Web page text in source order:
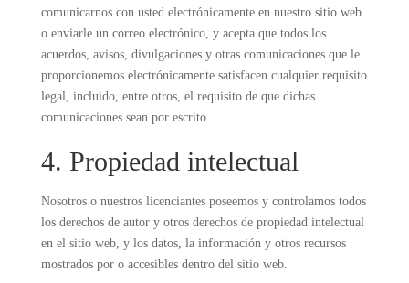
comunicarnos con usted electrónicamente en nuestro sitio web
o enviarle un correo electrónico, y acepta que todos los
acuerdos, avisos, divulgaciones y otras comunicaciones que le
proporcionemos electrónicamente satisfacen cualquier requisito
legal, incluido, entre otros, el requisito de que dichas
comunicaciones sean por escrito.
4. Propiedad intelectual
Nosotros o nuestros licenciantes poseemos y controlamos todos
los derechos de autor y otros derechos de propiedad intelectual
en el sitio web, y los datos, la información y otros recursos
mostrados por o accesibles dentro del sitio web.